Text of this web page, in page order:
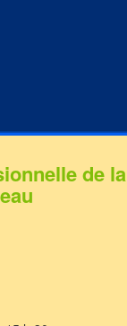
de la